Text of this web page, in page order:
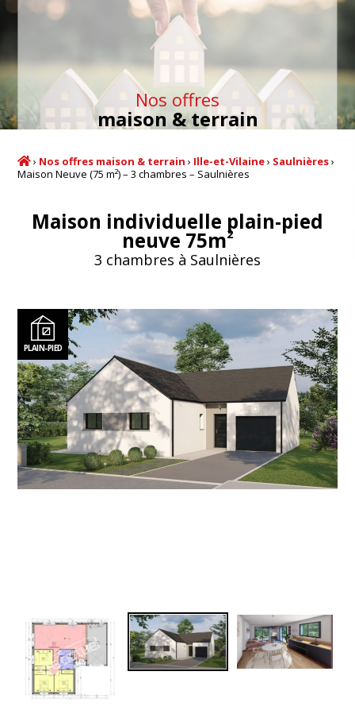
Nos offres
maison & terrain
› Nos offres maison & terrain › Ille-et-Vilaine› Saulnières›
Maison Neuve (75 m²) – 3 chambres – Saulnières
Maison individuelle plain-pied
neuve 75m2
3 chambres à Saulnières
PLAIN-PIED